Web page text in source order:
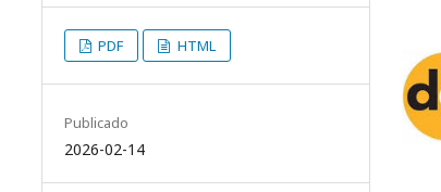
PDF HTML
Publicado
2026-02-14